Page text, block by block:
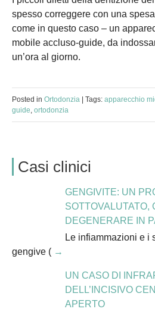
Casi clinici
GENGIVITE: UN
SOTTOVALUTATO,
DEGENERARE IN
Le infiammazioni e i
gengive (
UN CASO DI
DELL’INCISIVO
APERTO
spesso correggere con una
come in questo caso – un
mobile accluso-guide, da
un’ora al giorno.
Posted in Ortodonzia | Tags: apparecchio
guide, ortodonzia